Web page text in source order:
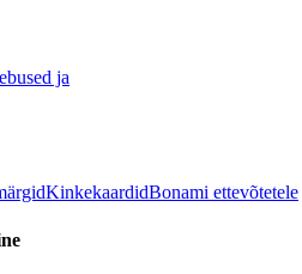
ja
KinkekaardidBonami ettevõtetele